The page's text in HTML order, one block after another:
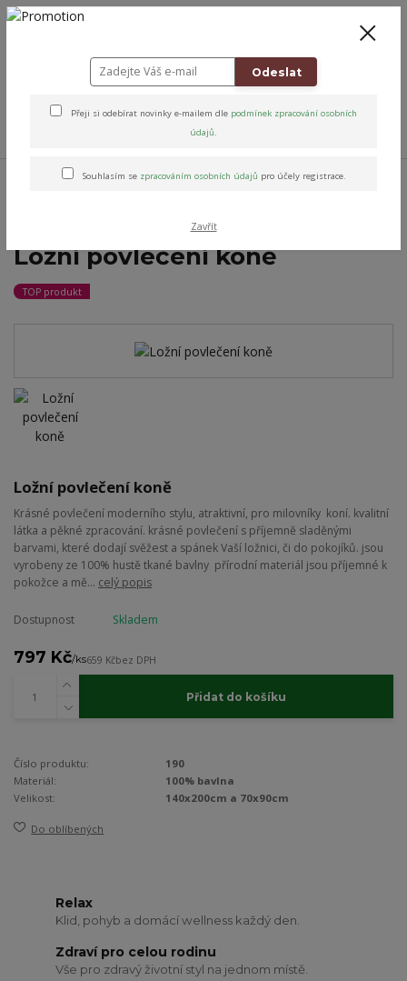
+420 778 743 310
Altens originály & vybrané značky Pro domov
Povlečení
Ložní povlečení koně
TOP produkt
Ložní povlečení koně
Krásné povlečení moderního stylu, atraktivní, pro milovníky koní. kvalitní
látka a pěkné zpracování. krásné povlečení s příjemně sladěnými
barvami, které dodají svěžest a spánek Vaší ložnici, či do pokojíků. jsou
vyrobeny ze 100% hustě tkané bavlny přírodní materiál jsou příjemné k
pokožce a mě... celý popis
Dostupnost Skladem
797 Kč/ks659 Kčbez DPH
Přidat do košíku
Číslo produktu:
190
Materiál:
100% bavlna
Velikost:
140x200cm a 70x90cm
Do oblíbených
Relax
Klid, pohyb a domácí wellness každý den.
Zdraví pro celou rodinu
Vše pro zdravý životní styl na jednom místě.
Odeslat
Přeji si odebírat novinky e-mailem dle podmínek zpracování osobních
údajů.
Souhlasím se zpracováním osobních údajů pro účely registrace.
Zavřít